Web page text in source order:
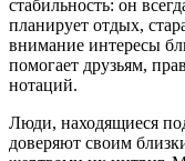
стабильность: он
планирует отдых,
внимание интересы
помогает друзьям,
нотаций.
Люди, находящиеся
доверяют своим